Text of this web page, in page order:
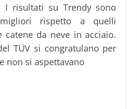
I risultati su Trendy sono
migliori rispetto a quelli
catene da neve in acciaio.
TÜV si congratulano per
non si aspettavano